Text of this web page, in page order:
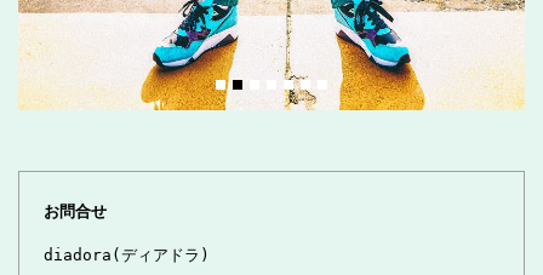
お問合せ
diadora(ディアドラ)